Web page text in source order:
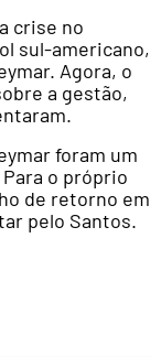
crise no
sul-americano,
Agora, o
a gestão,
foram um
o próprio
de retorno em
pelo Santos.